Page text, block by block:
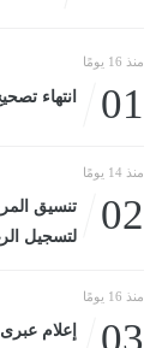
منذ 16 يومًا
01 انتهاء
منذ 14 يومًا
02
لتسجيل
منذ 16 يومًا
03
إعلام